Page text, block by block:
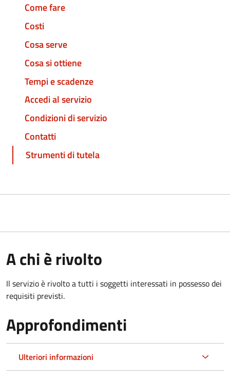
Come fare
Costi
Cosa serve
Cosa si ottiene
Tempi e scadenze
Accedi al servizio
Condizioni di servizio
Contatti
Strumenti di tutela
A chi è rivolto
Il servizio è rivolto a tutti i soggetti interessati in possesso dei
requisiti previsti.
Approfondimenti
Ulteriori informazioni